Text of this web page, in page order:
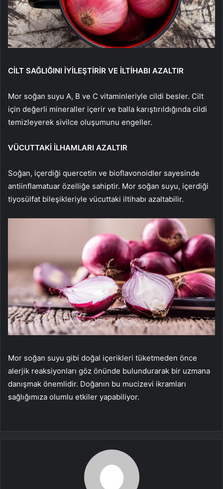
CİLT SAĞLIĞINI İYİLEŞTİRİR VE İLTİHABI AZALTIR
Mor soğan suyu A, B ve C vitaminleriyle cildi besler. Cilt
için değerli mineraller içerir ve balla karıştırıldığında cildi
temizleyerek sivilce oluşumunu engeller.
VÜCUTTAKİ İLHAMLARI AZALTIR
Soğan, içerdiği quercetin ve bioflavonoidler sayesinde
antiinflamatuar özelliğe sahiptir. Mor soğan suyu, içerdiği
tiyosülfat bileşikleriyle vücuttaki iltihabı azaltabilir.
Mor soğan suyu gibi doğal içerikleri tüketmeden önce
alerjik reaksiyonları göz önünde bulundurarak bir uzmana
danışmak önemlidir. Doğanın bu mucizevi ikramları
sağlığımıza olumlu etkiler yapabiliyor.